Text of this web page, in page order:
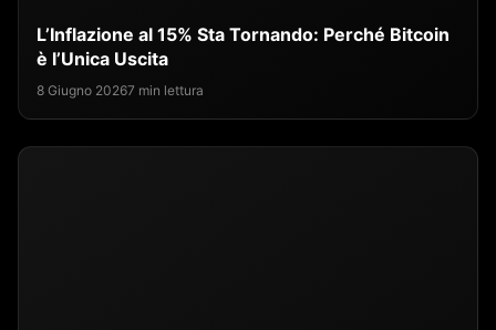
L’Inflazione al 15% Sta Tornando: Perché Bitcoin
è l’Unica Uscita
8 Giugno 20267 min lettura